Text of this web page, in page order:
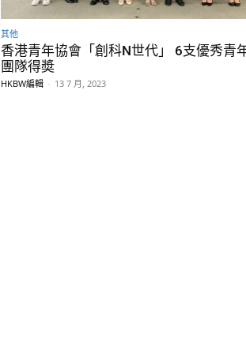
其他
香港青年協會「創科N世代」 6支優秀青
團隊得奬
HKBW編輯 - 13 7 月, 2023